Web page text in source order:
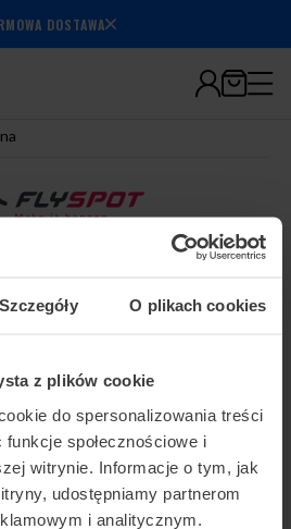
Szczegóły O plikach cookies
z plików cookie
do spersonalizowania treści
społecznościowe i
witrynie. Informacje o tym, jak
udostępniamy partnerom
i analitycznym.
płatności
DOSTAWA
NAMI